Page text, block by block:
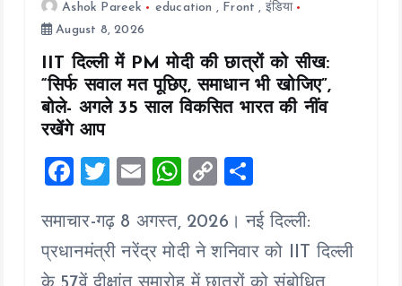
Ashok Pareek education , Front , इंडिया
August 8, 2026
IIT दिल्ली में PM मोदी की छात्रों को सीख:
“सिर्फ सवाल मत पूछिए, समाधान भी खोजिए”,
बोले- अगले 35 साल विकसित भारत की नींव
रखेंगे आप
F
ce
b
T
tt
er
E
ai
l
W
at
s
C
p
y
a
re
समाचार-गढ़ 8 अगस्त, 2026। नई दिल्ली:
प्रधानमंत्री नरेंद्र मोदी ने शनिवार को IIT दिल्ली